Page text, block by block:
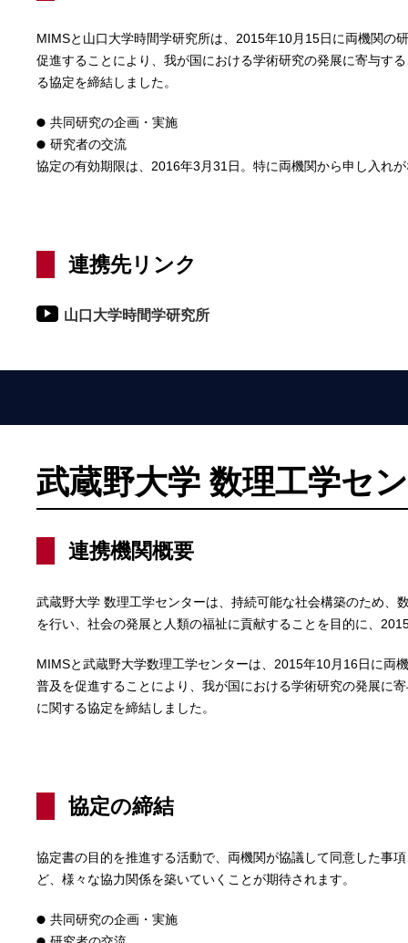
MIMSと山口大学時間学研究所は、2015年10月15日に両機関の
促進することにより、我が国における学術研究の発展に寄与す
る協定を締結しました。
共同研究の企画・実施
研究者の交流
協定の有効期限は、2016年3月31日。特に両機関から申し入れ
連携先リンク
山口大学時間学研究所
武蔵野大学 数理工学セ
連携機関概要
武蔵野大学 数理工学センターは、持続可能な社会構築のため、
を行い、社会の発展と人類の福祉に貢献することを目的に、
MIMSと武蔵野大学数理工学センターは、2015年10月16日に両
普及を促進することにより、我が国における学術研究の発展に
に関する協定を締結しました。
協定の締結
協定書の目的を推進する活動で、両機関が協議して同意した事
ど、様々な協力関係を築いていくことが期待されます。
共同研究の企画・実施